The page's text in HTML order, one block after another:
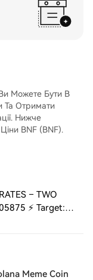
Можете Бути В
Та Отримати
Нижче
BNF (BNF).
– TWO
⚡ Target:
0.05947 ⚠️ The
Meme Coin